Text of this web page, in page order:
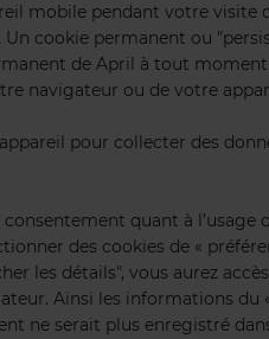
mobile pendant votre
cookie permanent ou
de April à tout
navigateur ou de votre
pour collecter des
quant à
des cookies de «
les détails", vous aurez
Ainsi les informations
ne serait plus enregistré